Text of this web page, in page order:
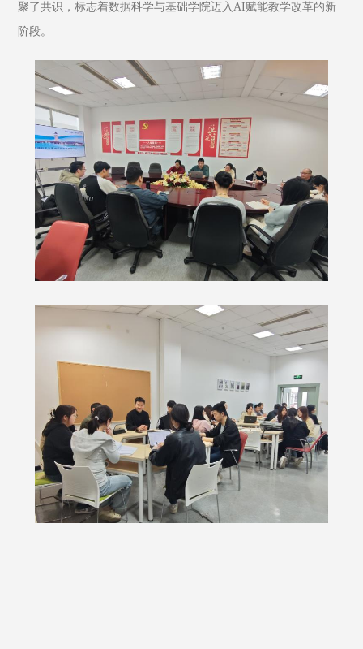
聚了共识，标志着数据科学与基础学院迈入AI赋能教学改革的新
阶段。